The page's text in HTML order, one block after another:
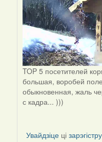
TOP 5 посетителей
большая, воробей
обыкновенная, жаль
с кадра... )))
Увайдзіце ці